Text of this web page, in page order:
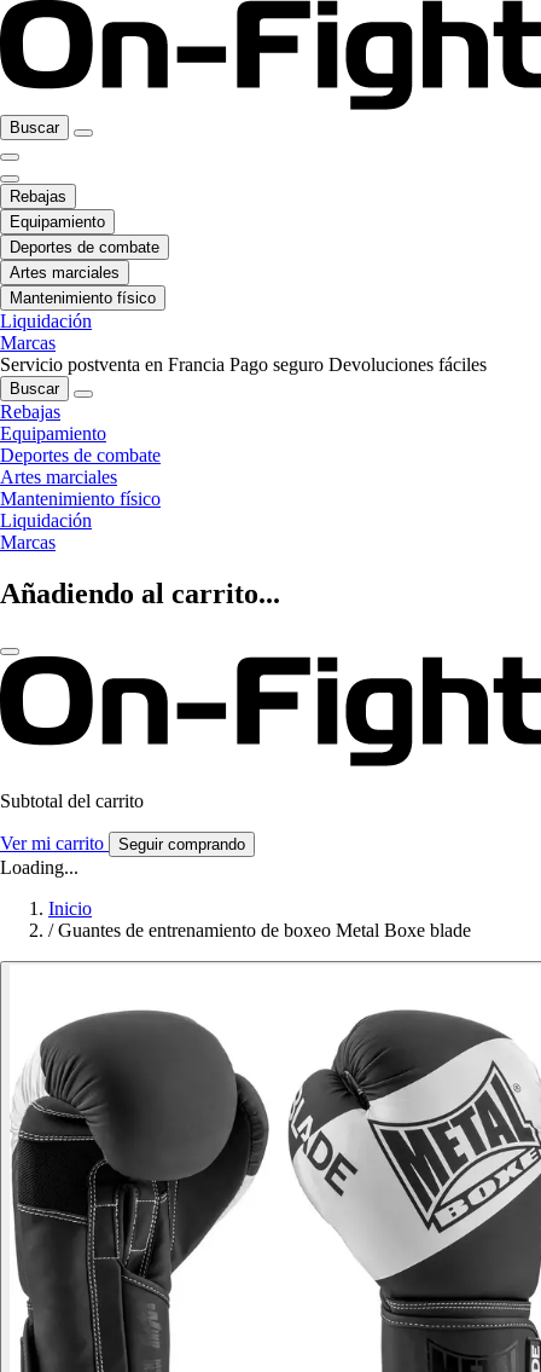
Buscar
Rebajas
Equipamiento
Deportes de combate
Artes marciales
Mantenimiento físico
Liquidación
Marcas
Servicio postventa en Francia Pago seguro Devoluciones fáciles
Buscar
Rebajas
Equipamiento
Deportes de combate
Artes marciales
Mantenimiento físico
Liquidación
Marcas
Añadiendo al carrito...
Subtotal del carrito
Ver mi carrito Seguir comprando
Loading...
Inicio
/ Guantes de entrenamiento de boxeo Metal Boxe blade